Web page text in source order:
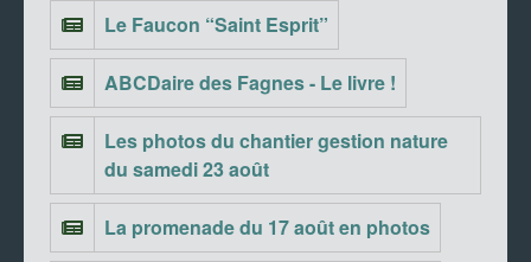
Le Faucon “Saint Esprit”
ABCDaire des Fagnes - Le livre !
Les photos du chantier gestion nature
du samedi 23 août
La promenade du 17 août en photos